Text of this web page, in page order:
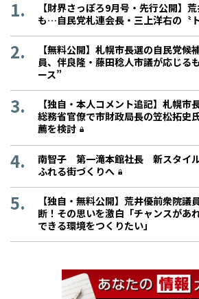
【財界さっぽろ9月号・先行公開】
も…自民党札連会長・三上洋右の〝
【無料公開】札幌市長選の自民党候
員、伴良隆・藤田稔人市議が応じる
ース”
【独自・本人コメント追記】札幌市
総務省官僚で市財政局長の笠松拓史
薦を検討
南智子 第一滝本館社長 新スタイ
ふれる街づくりへ
【独自・無料公開】荒井優前衆院議
断！その思いを激白「チャンスがあ
できる環境をつくりたい」